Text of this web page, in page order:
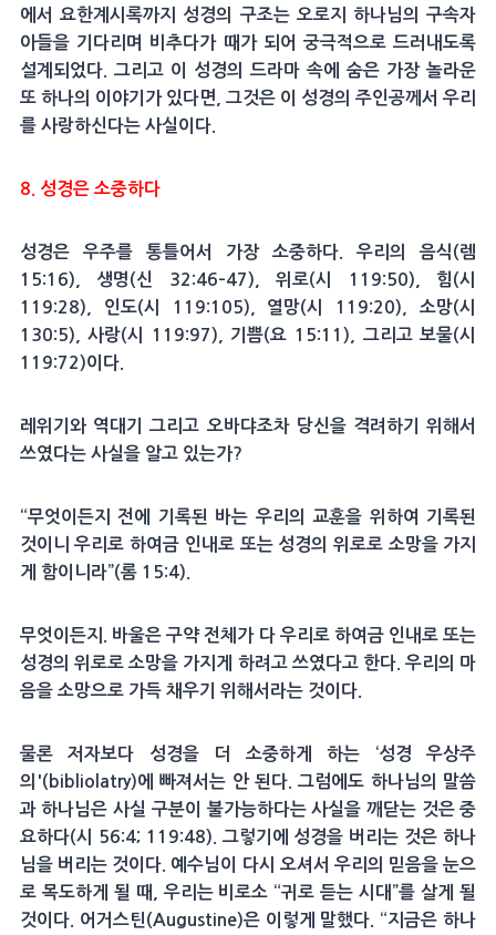
에서 요한계시록까지 성경의 구조는 오로지 하나님의 구속자
아들을 기다리며 비추다가 때가 되어 궁극적으로 드러내도록
설계되었다. 그리고 이 성경의 드라마 속에 숨은 가장 놀라운
또 하나의 이야기가 있다면, 그것은 이 성경의 주인공께서 우리
를 사랑하신다는 사실이다.
8. 성경은 소중하다
성경은 우주를 통틀어서 가장 소중하다. 우리의 음식(렘
15:16), 생명(신 32:46–47), 위로(시 119:50), 힘(시
119:28), 인도(시 119:105), 열망(시 119:20), 소망(시
130:5), 사랑(시 119:97), 기쁨(요 15:11), 그리고 보물(시
119:72)이다.
레위기와 역대기 그리고 오바댜조차 당신을 격려하기 위해서
쓰였다는 사실을 알고 있는가?
“무엇이든지 전에 기록된 바는 우리의 교훈을 위하여 기록된
것이니 우리로 하여금 인내로 또는 성경의 위로로 소망을 가지
게 함이니라”(롬 15:4).
무엇이든지. 바울은 구약 전체가 다 우리로 하여금 인내로 또는
성경의 위로로 소망을 가지게 하려고 쓰였다고 한다. 우리의 마
음을 소망으로 가득 채우기 위해서라는 것이다.
물론 저자보다 성경을 더 소중하게 하는 ‘성경 우상주
의'(bibliolatry)에 빠져서는 안 된다. 그럼에도 하나님의 말씀
과 하나님은 사실 구분이 불가능하다는 사실을 깨닫는 것은 중
요하다(시 56:4; 119:48). 그렇기에 성경을 버리는 것은 하나
님을 버리는 것이다. 예수님이 다시 오셔서 우리의 믿음을 눈으
로 목도하게 될 때, 우리는 비로소 “귀로 듣는 시대”를 살게 될
것이다. 어거스틴(Augustine)은 이렇게 말했다. “지금은 하나